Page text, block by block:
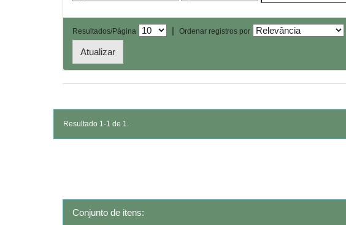
Resultados/Página | Ordenar registros por
Resultado 1-1 de 1.
Conjunto de itens: